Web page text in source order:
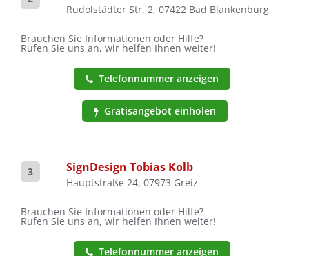
Rudolstädter Str. 2, 07422 Bad Blankenburg
Brauchen Sie Informationen oder Hilfe?
Rufen Sie uns an, wir helfen Ihnen weiter!
Telefonnummer anzeigen
Gratisangebot einholen
3 SignDesign Tobias Kolb
Hauptstraße 24, 07973 Greiz
Brauchen Sie Informationen oder Hilfe?
Rufen Sie uns an, wir helfen Ihnen weiter!
Telefonnummer anzeigen